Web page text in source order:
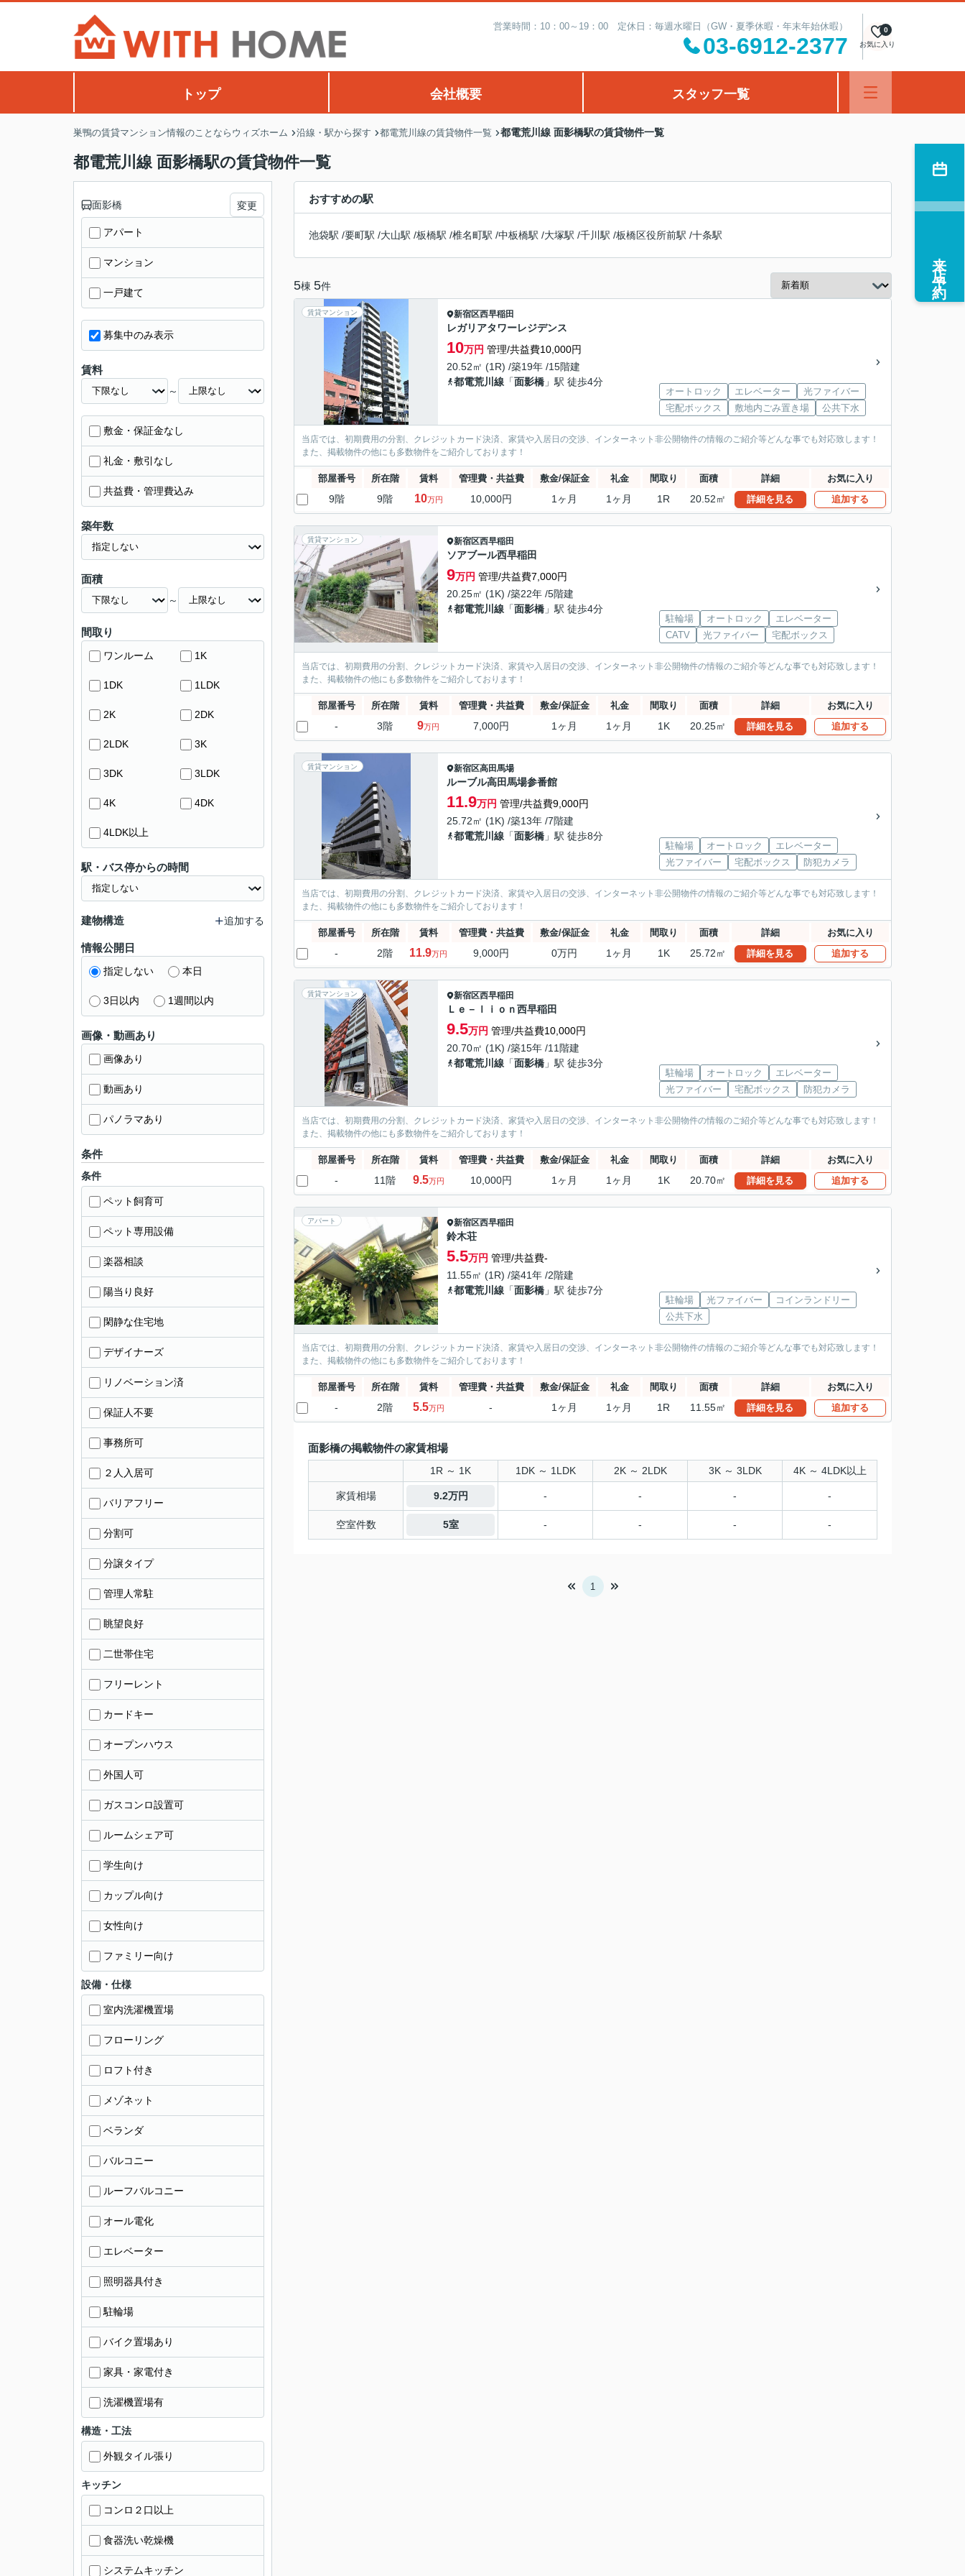
営業時間：10：00～19：00 定休日：毎週水曜日（GW・夏季休暇・年末年始休暇）
03-6912-2377 お気に入り
0
トップ 会社概要 スタッフ一覧
巣鴨の賃貸マンション情報のことならウィズホーム 沿線・駅から探す 都電荒川線の賃貸物件一覧 都電荒川線 面影橋駅の賃貸物件一覧
都電荒川線 面影橋駅の賃貸物件一覧
おすすめの駅
池袋駅 /要町駅 /大山駅 /板橋駅 /椎名町駅 /中板橋駅 /大塚駅 /千川駅 /板橋区役所前駅 /十条駅
5棟 5件
賃貸マンション 新宿区西早稲田
レガリアタワーレジデンス
10万円 管理/共益費10,000円
20.52㎡ (1R) /築19年 /15階建
都電荒川線 「面影橋 」駅 徒歩4分
オートロック エレベーター
光ファイバー
宅配ボックス
敷地内ごみ置き場 公共下水
当店では、初期費用の分割、クレジットカード決済、家賃や入居日の交渉、インターネット非公開物件の情報のご紹介等どんな事でも対応致します！
また、掲載物件の他にも多数物件をご紹介しております！
部屋番号 所在階 賃料 管理費・共益費 敷金/保証金 礼金 間取り 面積 詳細 お気に入り
9階 9階 10万円 10,000円 1ヶ月 1ヶ月 1R 20.52㎡ 詳細を見る 追加する
賃貸マンション 新宿区西早稲田
ソアブール西早稲田
9万円 管理/共益費7,000円
20.25㎡ (1K) /築22年 /5階建
都電荒川線 「面影橋 」駅 徒歩4分
駐輪場 オートロック
エレベーター
CATV
光ファイバー 宅配ボックス
当店では、初期費用の分割、クレジットカード決済、家賃や入居日の交渉、インターネット非公開物件の情報のご紹介等どんな事でも対応致します！
また、掲載物件の他にも多数物件をご紹介しております！
部屋番号 所在階 賃料 管理費・共益費 敷金/保証金 礼金 間取り 面積 詳細 お気に入り
- 3階 9万円 7,000円 1ヶ月 1ヶ月 1K 20.25㎡ 詳細を見る 追加する
賃貸マンション 新宿区高田馬場
ルーブル高田馬場参番館
11.9万円 管理/共益費9,000円
25.72㎡ (1K) /築13年 /7階建
都電荒川線 「面影橋 」駅 徒歩8分
駐輪場 オートロック
エレベーター
光ファイバー
宅配ボックス 防犯カメラ
当店では、初期費用の分割、クレジットカード決済、家賃や入居日の交渉、インターネット非公開物件の情報のご紹介等どんな事でも対応致します！
また、掲載物件の他にも多数物件をご紹介しております！
部屋番号 所在階 賃料 管理費・共益費 敷金/保証金 礼金 間取り 面積 詳細 お気に入り
- 2階 11.9万円 9,000円 0万円 1ヶ月 1K 25.72㎡ 詳細を見る 追加する
賃貸マンション 新宿区西早稲田
Ｌｅ－ｌｉｏｎ西早稲田
9.5万円 管理/共益費10,000円
20.70㎡ (1K) /築15年 /11階建
都電荒川線 「面影橋 」駅 徒歩3分
駐輪場 オートロック
エレベーター
光ファイバー
宅配ボックス 防犯カメラ
当店では、初期費用の分割、クレジットカード決済、家賃や入居日の交渉、インターネット非公開物件の情報のご紹介等どんな事でも対応致します！
また、掲載物件の他にも多数物件をご紹介しております！
部屋番号 所在階 賃料 管理費・共益費 敷金/保証金 礼金 間取り 面積 詳細 お気に入り
- 11階 9.5万円 10,000円 1ヶ月 1ヶ月 1K 20.70㎡ 詳細を見る 追加する
アパート 新宿区西早稲田
鈴木荘
5.5万円 管理/共益費-
11.55㎡ (1R) /築41年 /2階建
都電荒川線 「面影橋 」駅 徒歩7分
駐輪場 光ファイバー
コインランドリー
公共下水
当店では、初期費用の分割、クレジットカード決済、家賃や入居日の交渉、インターネット非公開物件の情報のご紹介等どんな事でも対応致します！
また、掲載物件の他にも多数物件をご紹介しております！
部屋番号 所在階 賃料 管理費・共益費 敷金/保証金 礼金 間取り 面積 詳細 お気に入り
- 2階 5.5万円 - 1ヶ月 1ヶ月 1R 11.55㎡ 詳細を見る 追加する
面影橋の掲載物件の家賃相場
1R ～ 1K 1DK ～ 1LDK 2K ～ 2LDK 3K ～ 3LDK 4K ～ 4LDK以上
家賃相場 9.2万円 - - - -
空室件数 5室 - - - -
1
面影橋 変更
アパート
マンション
一戸建て
募集中のみ表示
賃料
～
敷金・保証金なし
礼金・敷引なし
共益費・管理費込み
築年数
面積
～
間取り
ワンルーム 1K
1DK 1LDK
2K 2DK
2LDK 3K
3DK 3LDK
4K 4DK
4LDK以上
駅・バス停からの時間
建物構造 追加する
情報公開日
指定しない 本日
3日以内 1週間以内
画像・動画あり
画像あり
動画あり
パノラマあり
条件
条件
ペット飼育可
ペット専用設備
楽器相談
陽当り良好
閑静な住宅地
デザイナーズ
リノベーション済
保証人不要
事務所可
２人入居可
バリアフリー
分割可
分譲タイプ
管理人常駐
眺望良好
二世帯住宅
フリーレント
カードキー
オープンハウス
外国人可
ガスコンロ設置可
ルームシェア可
学生向け
カップル向け
女性向け
ファミリー向け
設備・仕様
室内洗濯機置場
フローリング
ロフト付き
メゾネット
ベランダ
バルコニー
ルーフバルコニー
オール電化
エレベーター
照明器具付き
駐輪場
バイク置場あり
家具・家電付き
洗濯機置場有
構造・工法
外観タイル張り
キッチン
コンロ２口以上
食器洗い乾燥機
システムキッチン
来店予約